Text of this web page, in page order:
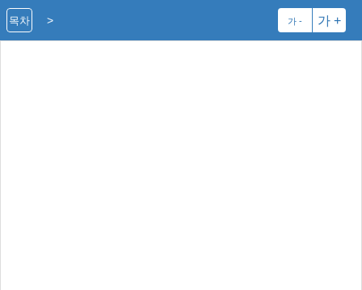
> 가 - 가 +
목차